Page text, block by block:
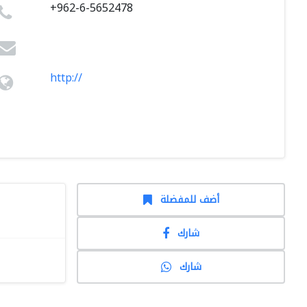
+962-6-5652478
http://
أضف للمفضلة
شارك
شارك